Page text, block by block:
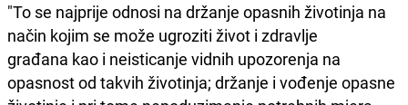
"To se najprije odnosi na držanje opasnih životinja na
način kojim se može ugroziti život i zdravlje
građana kao i neisticanje vidnih upozorenja na
opasnost od takvih životinja; držanje i vođenje opasne